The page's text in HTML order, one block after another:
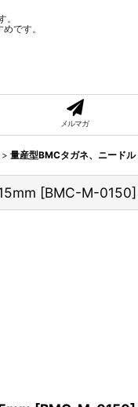
です。
メルマガ
> 量産型BMCタガネ、ニードル
[BMC-M-0150]